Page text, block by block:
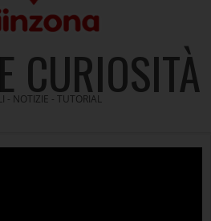
CURIOSITÀ
- NOTIZIE - TUTORIAL